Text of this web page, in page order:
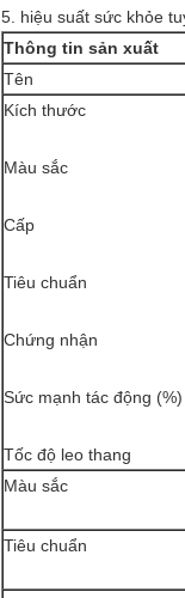
5. hiệu suất sức khỏe
Thông tin sản xuất
Tên
Kích thước
Màu sắc
Cấp
Tiêu chuẩn
Chứng nhận
Sức mạnh tác động (%)
Tốc độ leo thang
Màu sắc
Tiêu chuẩn